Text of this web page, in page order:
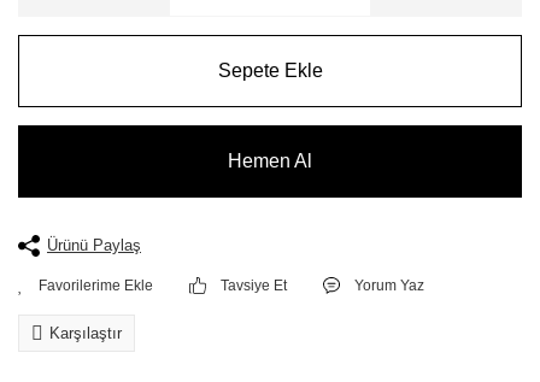
Sepete Ekle
Hemen Al
Ürünü Paylaş
Tavsiye Et Yorum Yaz
Karşılaştır